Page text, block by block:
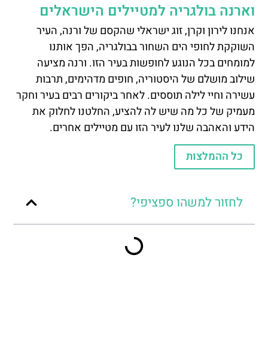
וארנה בולגריה למטיילים הישראלים
אנחנו לירון וקרן, זוג ישראלי שהקסם של ורנה, העיר
השוקקת לחופי הים השחור בבולגריה, הפך אותנו
למומחים בכל הנוגע לחופשות בעיר הזו. ורנה מציעה
שילוב מושלם של היסטוריה, חופים מדהימים, תרבות
עשירה וחיי לילה תוססים. לאחר ביקורים רבים בעיר וחקר
מעמיק של כל מה שיש לה להציע, החלטנו לחלוק את
הידע והאהבה שלנו לעיר הזו עם מטיילים אחרים.
כל ההמלצות
לחזור למשהו ספציפי?